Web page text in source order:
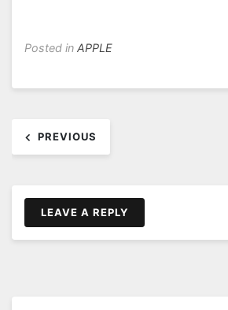
Posted in APPLE
章
航
PREVIOUS
LEAVE A REPLY